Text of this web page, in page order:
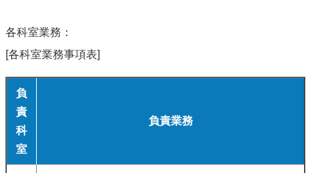
各科室業務：
[各科室業務事項表]
負
責
科
室
負責業務